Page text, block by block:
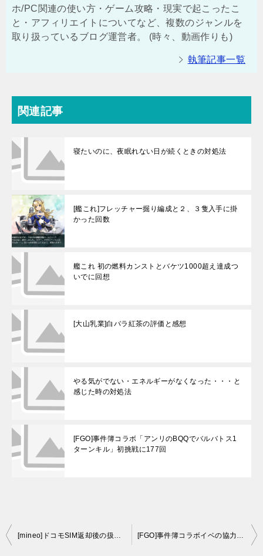
ホ/PC関連の使い方・ゲーム攻略・現実で起こったこ
と・アフィリエイトについてなど、複数のジャンルを
取り扱っているブログ運営者。 (時々、動画作りも)
執筆記事一覧
関連記事
寝たいのに、夜眠れない日が続くときの対処法
[艦これ]フレッチャー掘り編成と２、３隻入手に掛
かった回数
艦これ 初の燃料カンストとバケツ1000超え達成つ
いでに回想
[大山乳業]白バラ紅茶の評価と感想
やる気がでない・エネルギーがなくなった・・・と
感じた時の対処法
[FGO]事件簿コラボ「アンリのBQQでバルバトス1
ターンキル」初挑戦に177回
投
[mineo]ドコモSIM返却後の扱い（ドコモショップで知った事実） [FGO]事件簿コラボイベの協力レイド戦・・・始まりますね！